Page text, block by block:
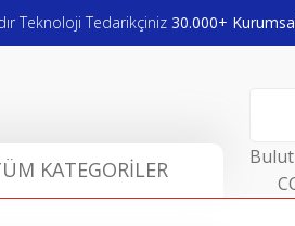
Teknoloji Tedarikçiniz 30.000+
KATEGORİLER